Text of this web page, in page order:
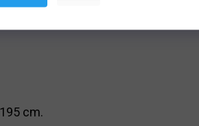
cm.